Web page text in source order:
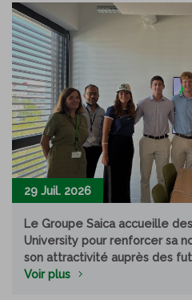
29 Juil. 2026
Le Groupe Saica accueille
University pour renforcer sa
son attractivité auprès des
Voir plus